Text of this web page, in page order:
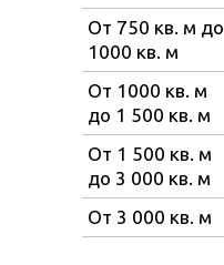
От 750 кв. м до
1000 кв. м
От 1000 кв. м
до 1 500 кв. м
От 1 500 кв. м
до 3 000 кв. м
От 3 000 кв. м